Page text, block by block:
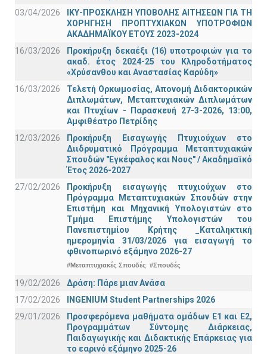
03/04/2026
ΙΚΥ-ΠΡΟΣΚΛΗΣΗ ΥΠΟΒΟΛΗΣ ΑΙΤΗΣΕΩΝ ΓΙΑ ΤΗ
ΧΟΡΗΓΗΣΗ ΠΡΟΠΤΥΧΙΑΚΩΝ ΥΠΟΤΡΟΦΙΩΝ
ΑΚΑΔΗΜΑΪΚΟΥ ΕΤΟΥΣ 2023-2024
16/03/2026
Προκήρυξη δεκαέξι (16) υποτροφιών για το
ακαδ. έτος 2024-25 του Κληροδοτήματος
«Χρύσανθου και Αναστασίας Καρύδη»
16/03/2026
Τελετή Ορκωμοσίας, Απονομή Διδακτορικών
Διπλωμάτων, Μεταπτυχιακών Διπλωμάτων
και Πτυχίων - Παρασκευή 27-3-2026, 13:00,
Αμφιθέατρο Πετρίδης
12/03/2026
Προκήρυξη Εισαγωγής Πτυχιούχων στο
Διιδρυματικό Πρόγραμμα Μεταπτυχιακών
Σπουδών "Εγκέφαλος και Νους" / Ακαδημαϊκό
Έτος 2026-2027
27/02/2026
Προκήρυξη εισαγωγής πτυχιούχων στo
Πρόγραμμα Μεταπτυχιακών Σπουδών στην
Επιστήμη και Μηχανική Υπολογιστών στο
Τμήμα Eπιστήμης Υπολογιστών του
Πανεπιστημίου Κρήτης _Καταληκτική
ημερομηνία 31/03/2026 για εισαγωγή το
φθινοπωρινό εξάμηνο 2026-27
#Μεταπτυχιακές Σπουδές #Σπουδές
19/02/2026
Δράση: Πάρε μιαν Ανάσα
17/02/2026
INGENIUM Student Partnerships 2026
29/01/2026
Προσφερόμενα μαθήματα ομάδων Ε1 και Ε2,
Προγραμμάτων Σύντομης Διάρκειας,
Παιδαγωγικής και Διδακτικής Επάρκειας για
το εαρινό εξάμηνο 2025-26